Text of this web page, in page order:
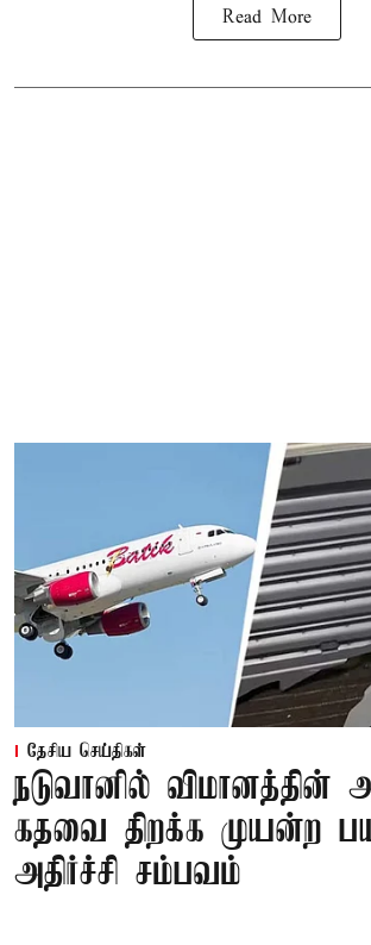
Read More
தேசிய செய்திகள்
நடுவானில் விமானத்தின்
கதவை திறக்க முயன்ற
அதிர்ச்சி சம்பவம்